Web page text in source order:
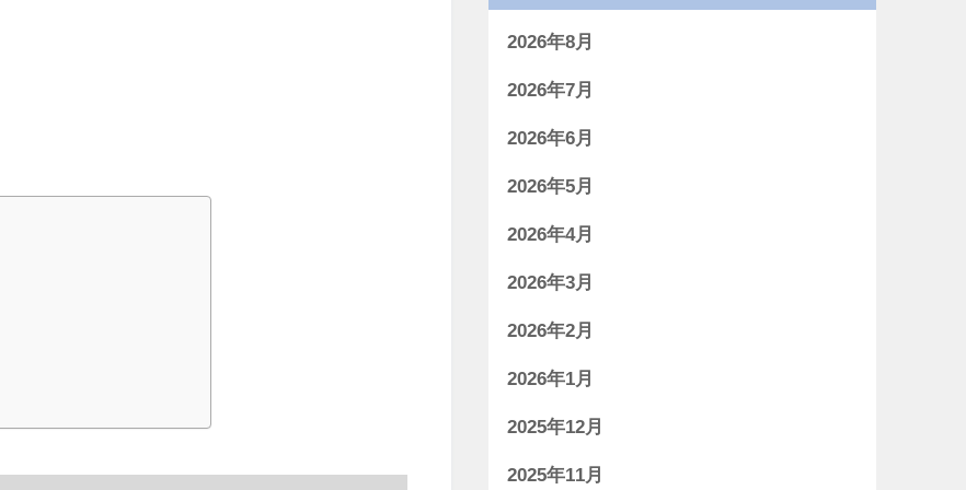
2026年8月
2026年7月
2026年6月
2026年5月
2026年4月
2026年3月
2026年2月
2026年1月
2025年12月
2025年11月